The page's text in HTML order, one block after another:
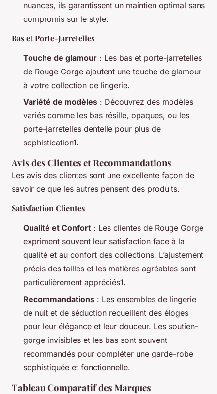
nuances, ils garantissent un maintien optimal sans
compromis sur le style.
Bas et Porte-Jarretelles
Touche de glamour : Les bas et porte-jarretelles
de Rouge Gorge ajoutent une touche de glamour
à votre collection de lingerie.
Variété de modèles : Découvrez des modèles
variés comme les bas résille, opaques, ou les
porte-jarretelles dentelle pour plus de
sophistication1.
Avis des Clientes et Recommandations
Les avis des clientes sont une excellente façon de
savoir ce que les autres pensent des produits.
Satisfaction Clientes
Qualité et Confort : Les clientes de Rouge Gorge
expriment souvent leur satisfaction face à la
qualité et au confort des collections. L’ajustement
précis des tailles et les matières agréables sont
particulièrement appréciés1.
Recommandations : Les ensembles de lingerie
de nuit et de séduction recueillent des éloges
pour leur élégance et leur douceur. Les soutien-
gorge invisibles et les bas sont souvent
recommandés pour compléter une garde-robe
sophistiquée et fonctionnelle.
Tableau Comparatif des Marques